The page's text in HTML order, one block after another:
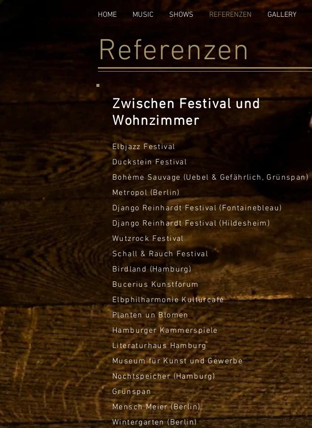
HOME MUSIC SHOWS REFERENZEN GALLERY
Zwischen Festival und
Wohnzimmer
Elbjazz Festival
Duckstein Festival
Bohème Sauvage (Uebel & Gefährlich, Grünspan)
Metropol (Berlin)
Django Reinhardt Festival (Fontainebleau)
Django Reinhardt Festival (Hildesheim)
Wutzrock Festival
Schall & Rauch Festival
Birdland (Hamburg)
Bucerius Kunstforum
Elbphilharmonie Kulturcafé
Planten un Blomen
Hamburger Kammerspiele
Literaturhaus Hamburg
Museum für Kunst und Gewerbe
Nochtspeicher (Hamburg)
Grünspan
Mensch Meier (Berlin)
Wintergarten (Berlin)
Referenzen